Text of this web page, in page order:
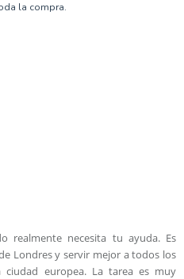
la compra.
realmente necesita tu ayuda. Es
Londres y servir mejor a todos los
ciudad europea. La tarea es muy